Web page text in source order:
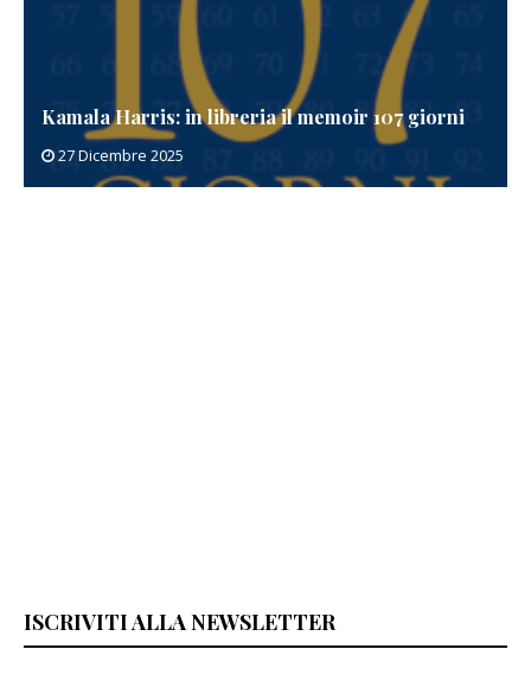
Kamala Harris: in libreria il memoir 107 giorni
27 Dicembre 2025
ISCRIVITI ALLA NEWSLETTER